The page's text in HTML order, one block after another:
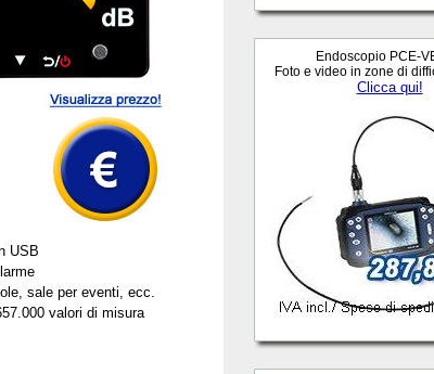
USB
sale per eventi, ecc.
valori di misura